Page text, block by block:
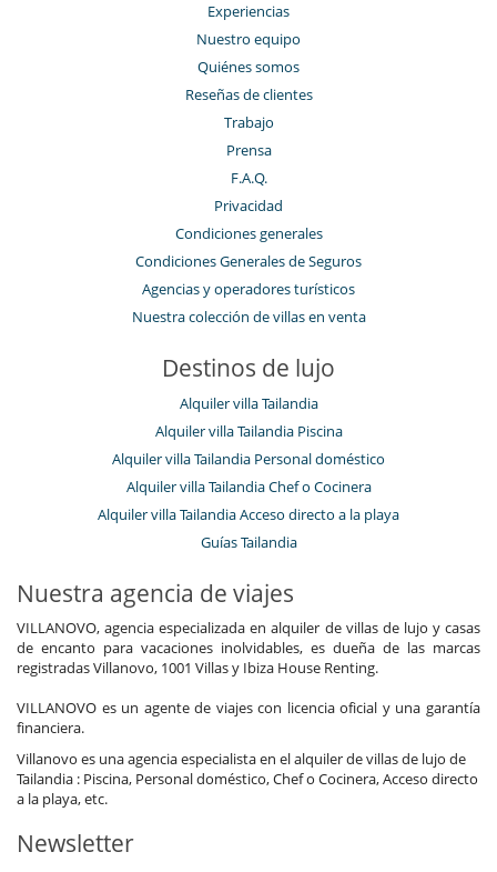
Experiencias
Nuestro equipo
Quiénes somos
Reseñas de clientes
Trabajo
Prensa
F.A.Q.
Privacidad
Condiciones generales
Condiciones Generales de Seguros
Agencias y operadores turísticos
Nuestra colección de villas en venta
Destinos de lujo
Alquiler villa Tailandia
Alquiler villa Tailandia Piscina
Alquiler villa Tailandia Personal doméstico
Alquiler villa Tailandia Chef o Cocinera
Alquiler villa Tailandia Acceso directo a la playa
Guías Tailandia
Nuestra agencia de viajes
VILLANOVO, agencia especializada en alquiler de villas de lujo y casas
de encanto para vacaciones inolvidables, es dueña de las marcas
registradas Villanovo, 1001 Villas y Ibiza House Renting.
VILLANOVO es un agente de viajes con licencia oficial y una garantía
financiera.
Villanovo es una agencia especialista en el alquiler de villas de lujo de
Tailandia : Piscina, Personal doméstico, Chef o Cocinera, Acceso directo
a la playa, etc.
Newsletter